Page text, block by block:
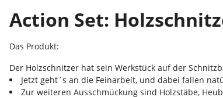
Action Set:
Das Produkt:
Der Holzschnitzer hat sein Werkstück auf der
Jetzt geht´s an die Feinarbeit, und dabei fallen
Zur weiteren Ausschmückung sind Holzstäbe,